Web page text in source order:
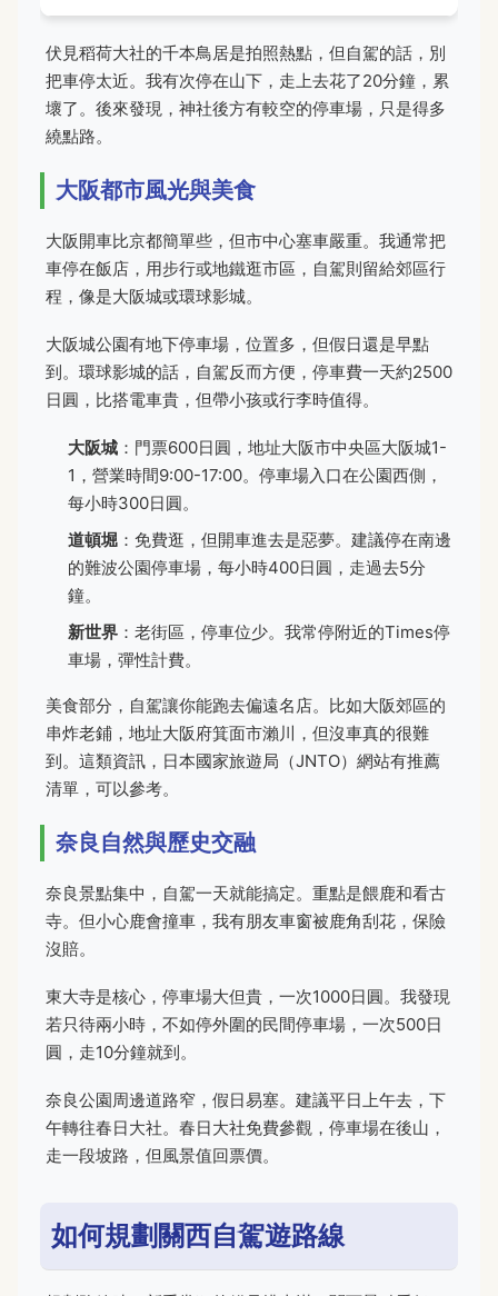
伏見稻荷大社的千本鳥居是拍照熱點，但自駕的話，別
把車停太近。我有次停在山下，走上去花了20分鐘，累
壞了。後來發現，神社後方有較空的停車場，只是得多
繞點路。
大阪都市風光與美食
大阪開車比京都簡單些，但市中心塞車嚴重。我通常把
車停在飯店，用步行或地鐵逛市區，自駕則留給郊區行
程，像是大阪城或環球影城。
大阪城公園有地下停車場，位置多，但假日還是早點
到。環球影城的話，自駕反而方便，停車費一天約2500
日圓，比搭電車貴，但帶小孩或行李時值得。
大阪城 ：門票600日圓，地址大阪市中央區大阪城1-
1，營業時間9:00-17:00。停車場入口在公園西側，
每小時300日圓。
道頓堀 ：免費逛，但開車進去是惡夢。建議停在南邊
的難波公園停車場，每小時400日圓，走過去5分
鐘。
新世界 ：老街區，停車位少。我常停附近的Times停
車場，彈性計費。
美食部分，自駕讓你能跑去偏遠名店。比如大阪郊區的
串炸老鋪，地址大阪府箕面市瀨川，但沒車真的很難
到。這類資訊，日本國家旅遊局（JNTO）網站有推薦
清單，可以參考。
奈良自然與歷史交融
奈良景點集中，自駕一天就能搞定。重點是餵鹿和看古
寺。但小心鹿會撞車，我有朋友車窗被鹿角刮花，保險
沒賠。
東大寺是核心，停車場大但貴，一次1000日圓。我發現
若只待兩小時，不如停外圍的民間停車場，一次500日
圓，走10分鐘就到。
奈良公園周邊道路窄，假日易塞。建議平日上午去，下
午轉往春日大社。春日大社免費參觀，停車場在後山，
走一段坡路，但風景值回票價。
如何規劃關西自駕遊路線